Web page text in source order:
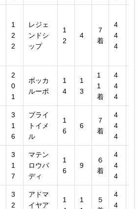
1
2
2
レジェ
ンドシ
ップ
1
2
4
７
着
4
4
4
2
0
1
ボッカ
ルーポ
1
4
1
3
1
1
着
4
4
4
3
1
6
ブライ
トイメ
ル
1
6
6
７
着
4
4
4
3
1
7
マテン
ロウバ
ディ
1
6
9
６
着
4
4
4
3
2
アドマ
イヤア
1
1
５
4
4